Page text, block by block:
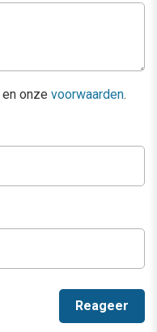
en onze voorwaarden.